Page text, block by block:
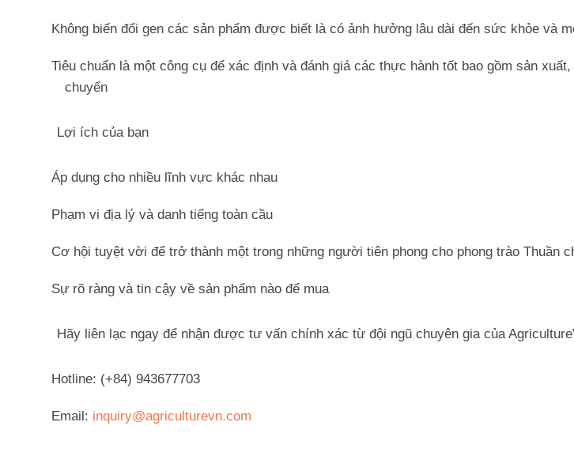
Không biến đổi gen các sản phẩm được biết là có ảnh hưởng lâu dài đến sức khỏe và
Tiêu chuẩn là một công cụ để xác định và đánh giá các thực hành tốt bao gồm sản
chuyển
Lợi ích của bạn
Áp dụng cho nhiều lĩnh vực khác nhau
Phạm vi địa lý và danh tiếng toàn cầu
Cơ hội tuyệt vời để trở thành một trong những người tiên phong cho phong trào Thuần
Sự rõ ràng và tin cậy về sản phẩm nào để mua
Hãy liên lạc ngay để nhận được tư vấn chính xác từ đội ngũ chuyên gia của
Hotline: (+84) 943677703
Email: inquiry@agriculturevn.com